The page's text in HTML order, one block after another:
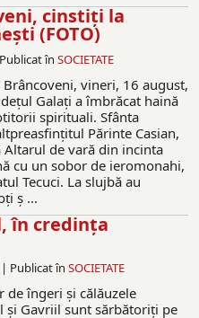
cinstiţi la
(FOTO)
Publicat în SOCIETATE
vineri, 16 august,
Galaţi a îmbrăcat haină
spirituali. Sfânta
Părinte Casian,
Altarul de vară din incinta
cu un sobor de ieromonahi,
Tecuci. La slujbă au
ş ...
în credinţa
Publicat în SOCIETATE
de îngeri şi călăuzele
și Gavriil sunt sărbătoriți pe